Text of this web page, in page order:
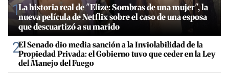
1La historia real de "Elize: Sombras de una mujer", la
nueva película de Netflix sobre el caso de una esposa
que descuartizó a su marido
2El Senado dio media sanción a la Inviolabilidad de la
Propiedad Privada: el Gobierno tuvo que ceder en la Ley
del Manejo del Fuego